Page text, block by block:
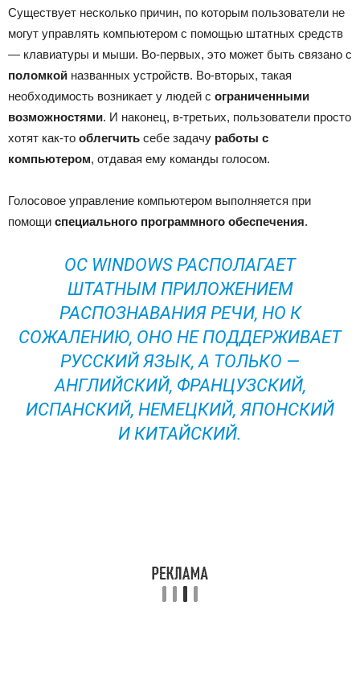
Существует несколько причин, по которым пользователи не
могут управлять компьютером с помощью штатных средств
— клавиатуры и мыши. Во-первых, это может быть связано с
поломкой названных устройств. Во-вторых, такая
необходимость возникает у людей с ограниченными
возможностями. И наконец, в-третьих, пользователи просто
хотят как-то облегчить себе задачу работы с
компьютером, отдавая ему команды голосом.
Голосовое управление компьютером выполняется при
помощи специального программного обеспечения.
ОС WINDOWS РАСПОЛАГАЕТ
ШТАТНЫМ ПРИЛОЖЕНИЕМ
РАСПОЗНАВАНИЯ РЕЧИ, НО К
СОЖАЛЕНИЮ, ОНО НЕ ПОДДЕРЖИВАЕТ
РУССКИЙ ЯЗЫК, А ТОЛЬКО —
АНГЛИЙСКИЙ, ФРАНЦУЗСКИЙ,
ИСПАНСКИЙ, НЕМЕЦКИЙ, ЯПОНСКИЙ
И КИТАЙСКИЙ.